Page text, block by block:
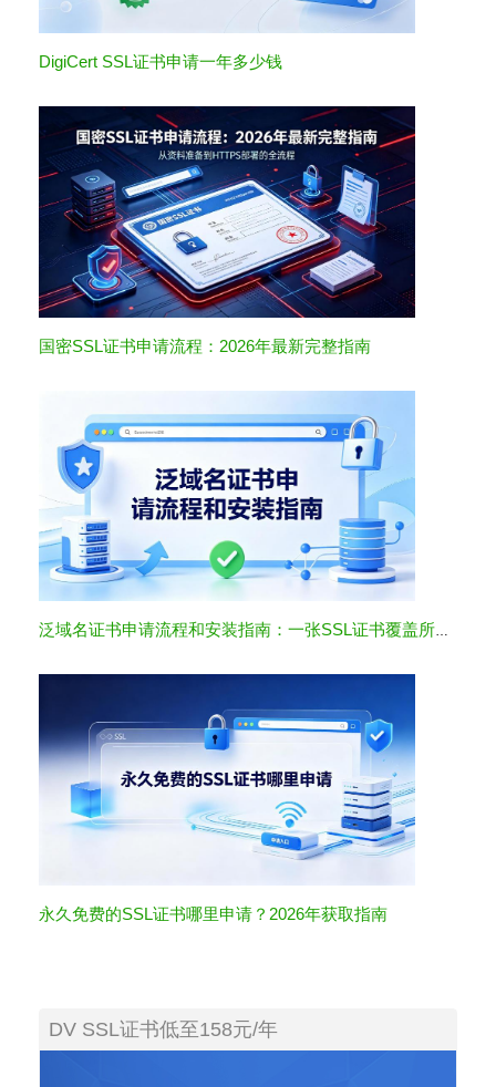
DigiCert SSL证书申请一年多少钱
国密SSL证书申请流程：2026年最新完整指南
泛域名证书申请流程和安装指南：一张SSL证书覆盖所有子域名
永久免费的SSL证书哪里申请？2026年获取指南
DV SSL证书低至158元/年